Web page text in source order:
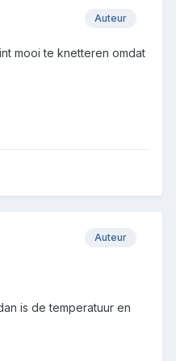
Auteur
mooi te knetteren omdat
Auteur
is de temperatuur en